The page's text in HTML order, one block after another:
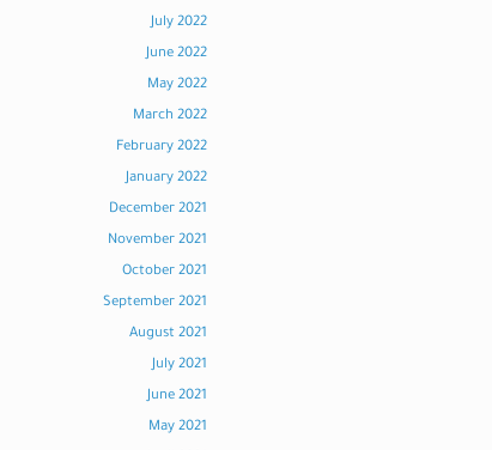
July 2022
June 2022
May 2022
March 2022
February 2022
January 2022
December 2021
November 2021
October 2021
September 2021
August 2021
July 2021
June 2021
May 2021